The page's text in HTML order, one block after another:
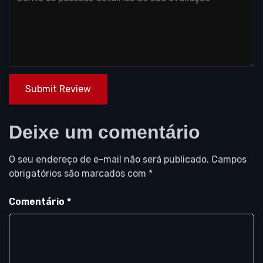
Submit Review
Deixe um comentário
O seu endereço de e-mail não será publicado. Campos
obrigatórios são marcados com *
Comentário *